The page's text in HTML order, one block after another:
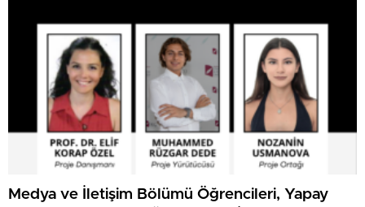
Medya ve İletişim Bölümü Öğrencileri, Yapay